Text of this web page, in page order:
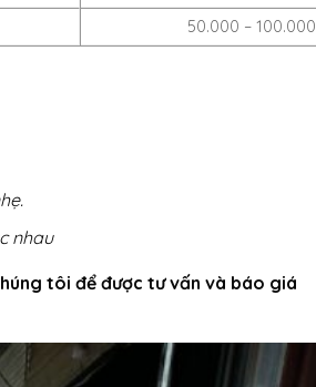
50.000 – 100.000
nhau
tôi để được tư vấn và báo giá